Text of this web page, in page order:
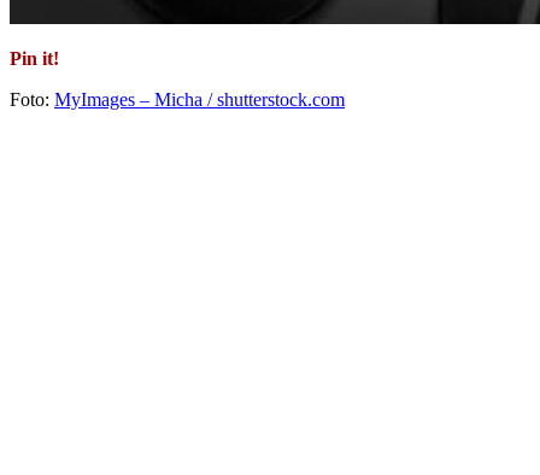
Pin it!
Foto: MyImages – Micha / shutterstock.com